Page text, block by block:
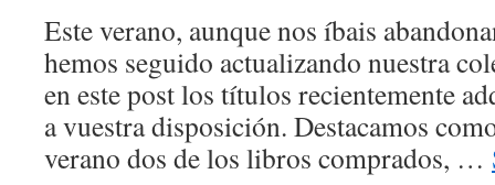
Este verano, aunque nos íbais
hemos seguido actualizando nuestra
en este post los títulos recientemente
a vuestra disposición. Destacamos
verano dos de los libros comprados, …